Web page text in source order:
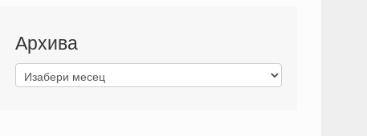
Архива